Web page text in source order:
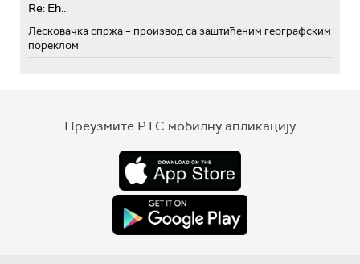
Re: Eh...
Лесковачка спржа – производ са заштићеним географским
пореклом
Преузмите РТС мобилну апликацију